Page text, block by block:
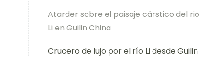
Atarder sobre el paisaje cárstico del rio
Li en Guilin China
Crucero de lujo por el río Li desde Guilin